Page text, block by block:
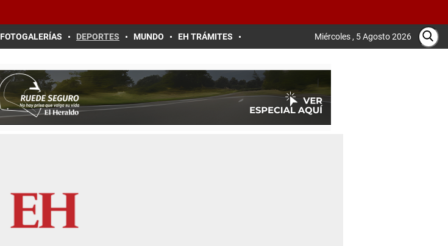
FOTOGALERÍAS DEPORTES MUNDO EH TRÁMITES Miércoles , 5 Agosto 2026